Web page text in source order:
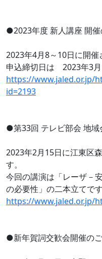
●2023年度 新人講座 開
2023年4月8～10日に開催
申込締切日は 2023年3月
https://www.jaled.or.jp/
id=2193
●第33回 テレビ部会 地
2023年2月15日に江東区
す。
今回の講演は「レーザ－
の必要性」の二本立てです
https://www.jaled.or.jp/
●新年賀詞交歓会開催の